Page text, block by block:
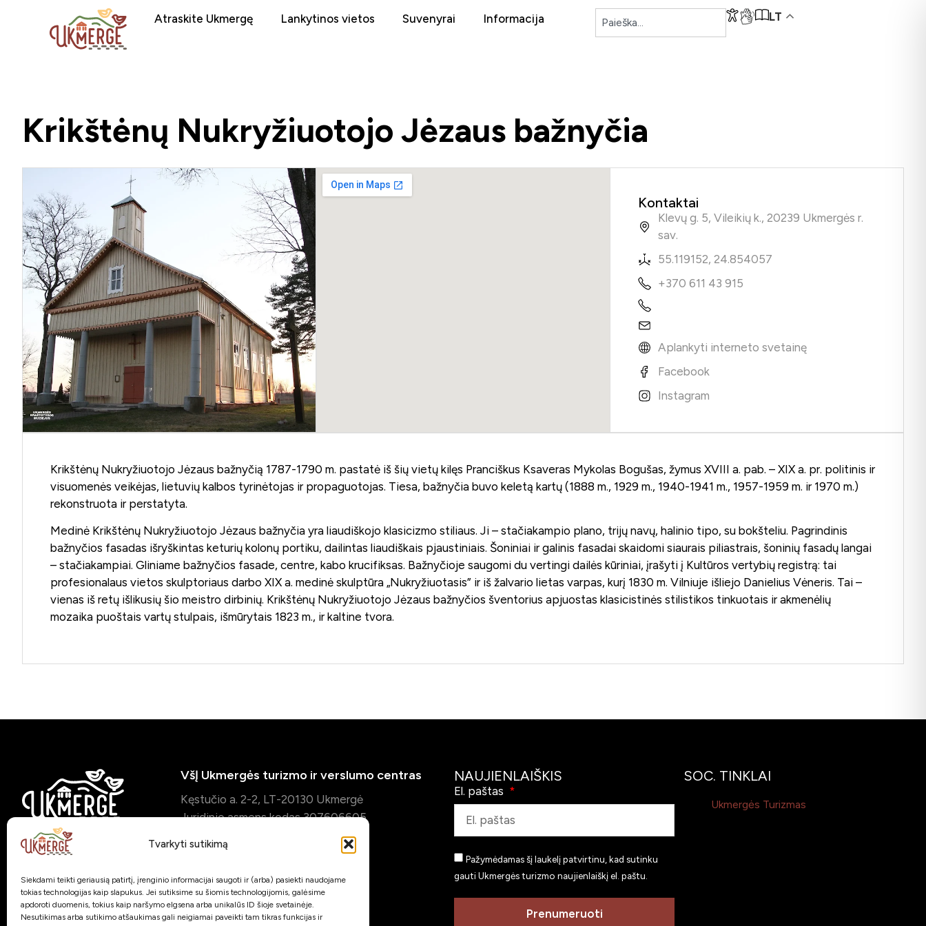
Tvarkyti sutikimą
Siekdami teikti geriausią patirtį, įrenginio informacijai saugoti ir (arba) pasiekti naudojame
tokias technologijas kaip slapukus. Jei sutiksime su šiomis technologijomis, galėsime
apdoroti duomenis, tokius kaip naršymo elgsena arba unikalūs ID šioje svetainėje.
Nesutikimas arba sutikimo atšaukimas gali neigiamai paveikti tam tikras funkcijas ir
Atraskite Ukmergę Lankytinos vietos Suvenyrai Informacija LT
Krikštėnų Nukryžiuotojo Jėzaus bažnyčia
Kontaktai
Klevų g. 5, Vileikių k., 20239 Ukmergės r.
sav.
55.119152, 24.854057
+370 611 43 915
Aplankyti interneto svetainę
Facebook
Instagram
Krikštėnų Nukryžiuotojo Jėzaus bažnyčią 1787-1790 m. pastatė iš šių vietų kilęs Pranciškus Ksaveras Mykolas Bogušas, žymus XVIII a. pab. – XIX a. pr. politinis ir
visuomenės veikėjas, lietuvių kalbos tyrinėtojas ir propaguotojas. Tiesa, bažnyčia buvo keletą kartų (1888 m., 1929 m., 1940-1941 m., 1957-1959 m. ir 1970 m.)
rekonstruota ir perstatyta.
Medinė Krikštėnų Nukryžiuotojo Jėzaus bažnyčia yra liaudiškojo klasicizmo stiliaus. Ji – stačiakampio plano, trijų navų, halinio tipo, su bokšteliu. Pagrindinis
bažnyčios fasadas išryškintas keturių kolonų portiku, dailintas liaudiškais pjaustiniais. Šoniniai ir galinis fasadai skaidomi siaurais piliastrais, šoninių fasadų langai
– stačiakampiai. Gliniame bažnyčios fasade, centre, kabo krucifiksas. Bažnyčioje saugomi du vertingi dailės kūriniai, įrašyti į Kultūros vertybių registrą: tai
profesionalaus vietos skulptoriaus darbo XIX a. medinė skulptūra „Nukryžiuotasis” ir iš žalvario lietas varpas, kurį 1830 m. Vilniuje išliejo Danielius Vėneris. Tai –
vienas iš retų išlikusių šio meistro dirbinių. Krikštėnų Nukryžiuotojo Jėzaus bažnyčios šventorius apjuostas klasicistinės stilistikos tinkuotais ir akmenėlių
mozaika puoštais vartų stulpais, išmūrytais 1823 m., ir kaltine tvora.
VšĮ Ukmergės turizmo ir verslumo centras
Kęstučio a. 2-2, LT-20130 Ukmergė
Juridinio asmens kodas 307606605
Juridinių asmenų registre
+370 653 85909
administracija@visitukmerge.lt
NAUJIENLAIŠKIS
El. paštas
Pažymėdamas šį laukelį patvirtinu, kad sutinku
gauti Ukmergės turizmo naujienlaiškį el. paštu.
Prenumeruoti
SOC. TINKLAI
Ukmergės Turizmas